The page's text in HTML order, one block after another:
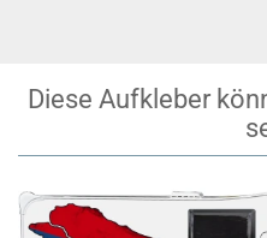
Diese Aufkleber